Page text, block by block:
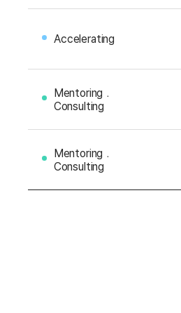
Accelerating
Mentoring﹒
Consulting
Mentoring﹒
Consulting